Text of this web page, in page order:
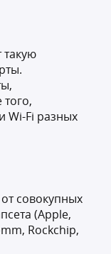
такую
Wi-Fi разных
совокупных
(Apple,
Rockchip,